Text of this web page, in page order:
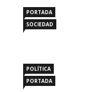
PORTADA
SOCIEDAD
POLÍTICA
PORTADA